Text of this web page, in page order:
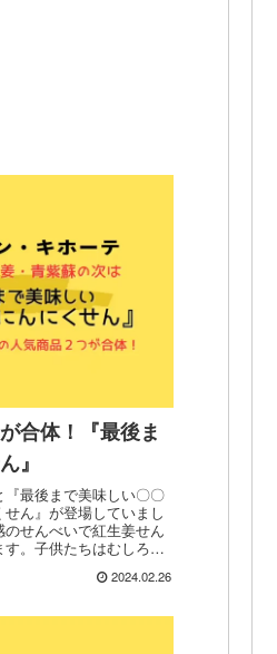
合体！『最後ま
』
『最後まで美味しい〇〇
ん』が登場していまし
せんべいで紅生姜せん
。子供たちはむしろこ
2024.02.26